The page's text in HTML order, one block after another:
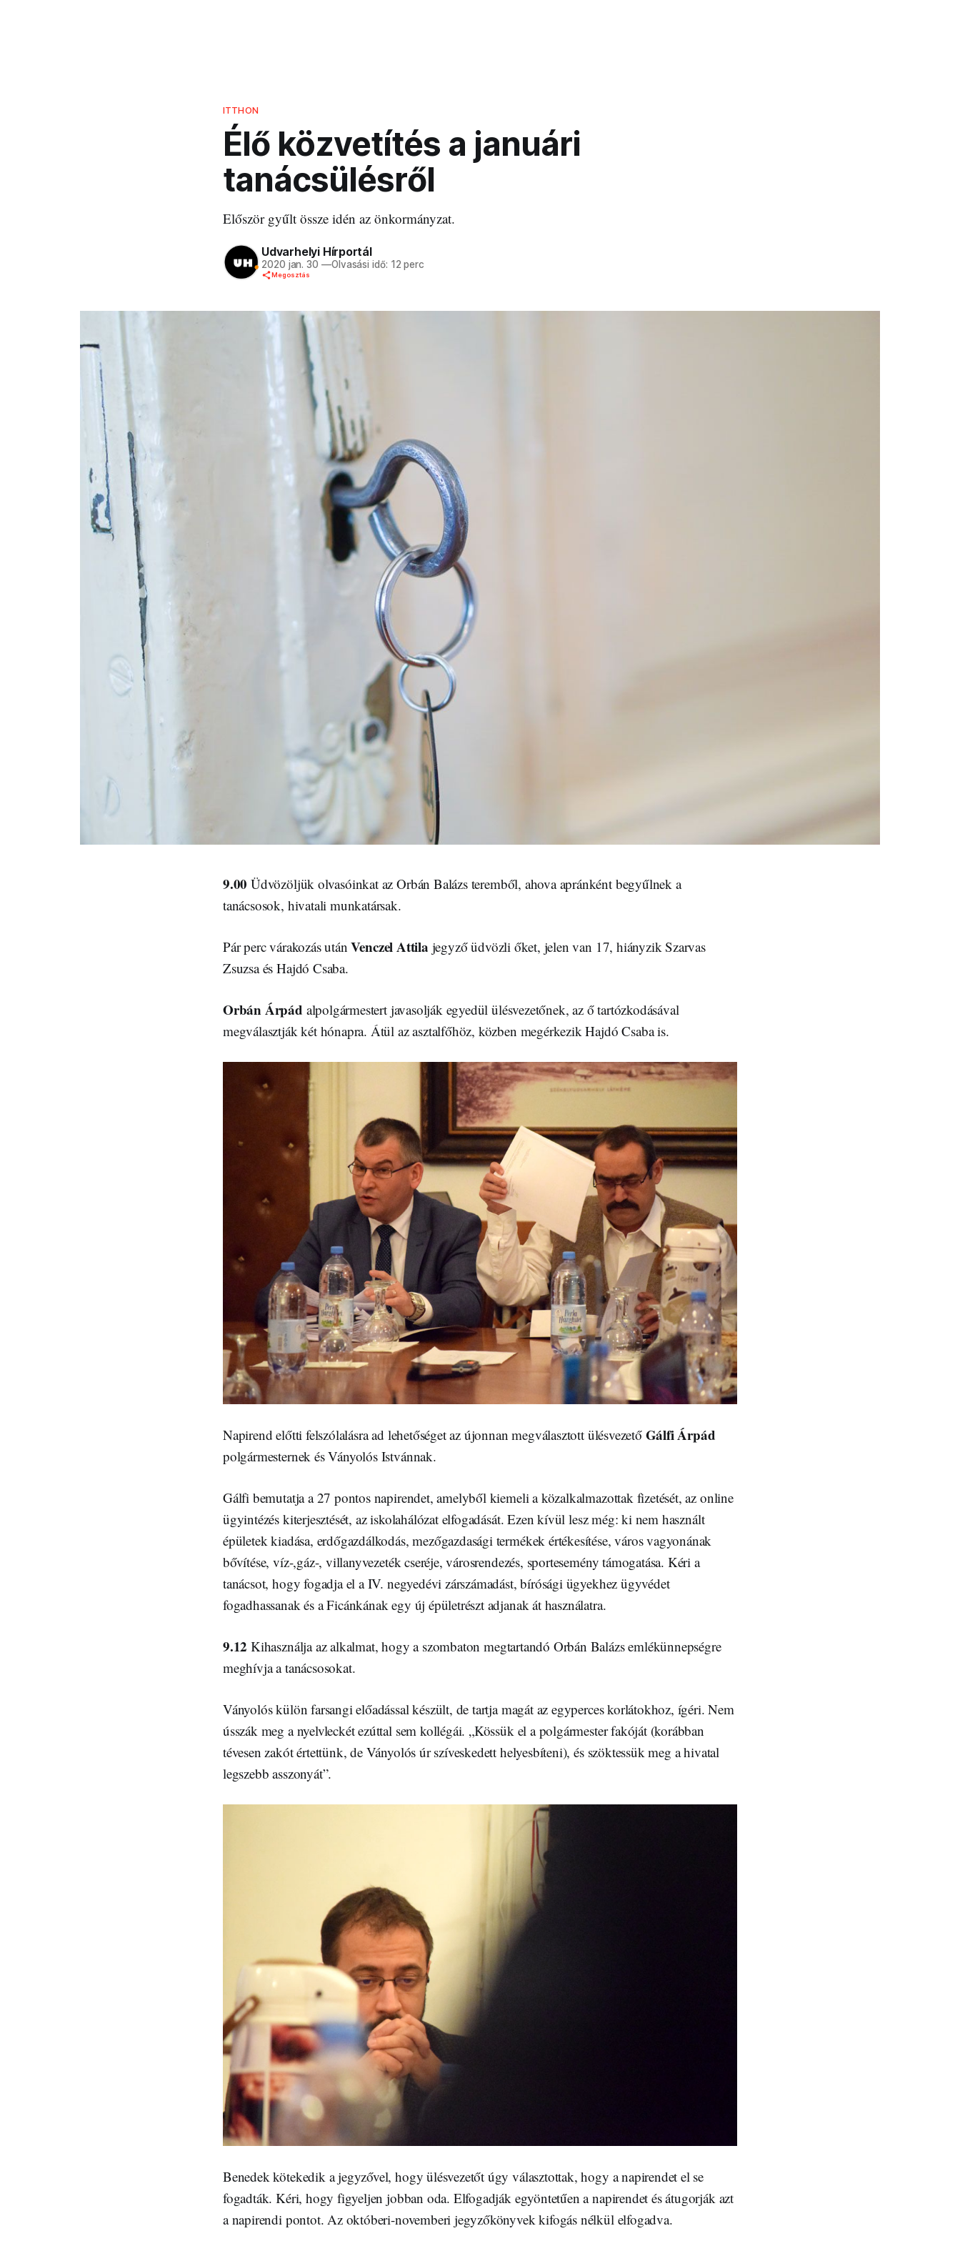
ITTHON
Élő közvetítés a januári
tanácsülésről
Először gyűlt össze idén az önkormányzat.
Udvarhelyi Hírportál
2020 jan. 30 —Olvasási idő: 12 perc
Megosztás
9.00 Üdvözöljük olvasóinkat az Orbán Balázs teremből, ahova apránként begyűlnek a
tanácsosok, hivatali munkatársak.
Pár perc várakozás után Venczel Attila jegyző üdvözli őket, jelen van 17, hiányzik Szarvas
Zsuzsa és Hajdó Csaba.
Orbán Árpád alpolgármestert javasolják egyedül ülésvezetőnek, az ő tartózkodásával
megválasztják két hónapra. Átül az asztalfőhöz, közben megérkezik Hajdó Csaba is.
Napirend előtti felszólalásra ad lehetőséget az újonnan megválasztott ülésvezető Gálfi Árpád
polgármesternek és Ványolós Istvánnak.
Gálfi bemutatja a 27 pontos napirendet, amelyből kiemeli a közalkalmazottak fizetését, az online
ügyintézés kiterjesztését, az iskolahálózat elfogadását. Ezen kívül lesz még: ki nem használt
épületek kiadása, erdőgazdálkodás, mezőgazdasági termékek értékesítése, város vagyonának
bővítése, víz-,gáz-, villanyvezeték cseréje, városrendezés, sportesemény támogatása. Kéri a
tanácsot, hogy fogadja el a IV. negyedévi zárszámadást, bírósági ügyekhez ügyvédet
fogadhassanak és a Ficánkának egy új épületrészt adjanak át használatra.
9.12Kihasználja az alkalmat, hogy a szombaton megtartandó Orbán Balázs emlékünnepségre
meghívja a tanácsosokat.
Ványolós külön farsangi előadással készült, de tartja magát az egyperces korlátokhoz, ígéri. Nem
ússzák meg a nyelvleckét ezúttal sem kollégái. „Kössük el a polgármester fakóját (korábban
tévesen zakót értettünk, de Ványolós úr szíveskedett helyesbíteni), és szöktessük meg a hivatal
legszebb asszonyát”.
Benedek kötekedik a jegyzővel, hogy ülésvezetőt úgy választottak, hogy a napirendet el se
fogadták. Kéri, hogy figyeljen jobban oda. Elfogadják egyöntetűen a napirendet és átugorják azt
a napirendi pontot. Az októberi-novemberi jegyzőkönyvek kifogás nélkül elfogadva.